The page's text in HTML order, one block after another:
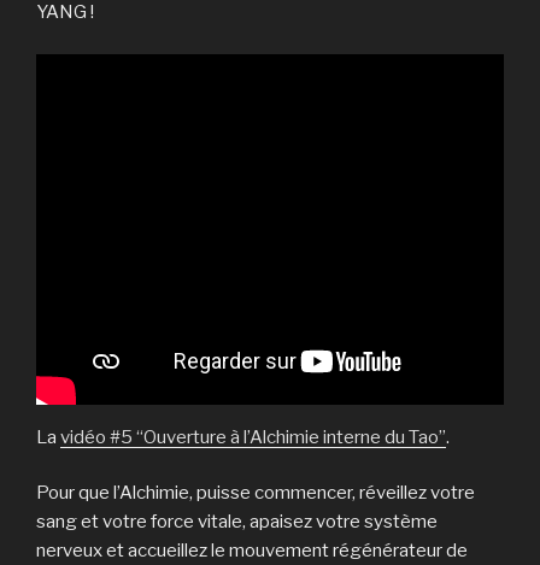
YANG !
La vidéo #5 “Ouverture à l’Alchimie interne du Tao”.
Pour que l’Alchimie, puisse commencer, réveillez votre
sang et votre force vitale, apaisez votre système
nerveux et accueillez le mouvement régénérateur de